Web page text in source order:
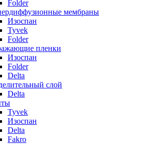
Folder
мембраны
Изоспан
Tyvek
Folder
пленки
Изоспан
Folder
Delta
слой
Delta
Tyvek
Изоспан
Delta
Fakro